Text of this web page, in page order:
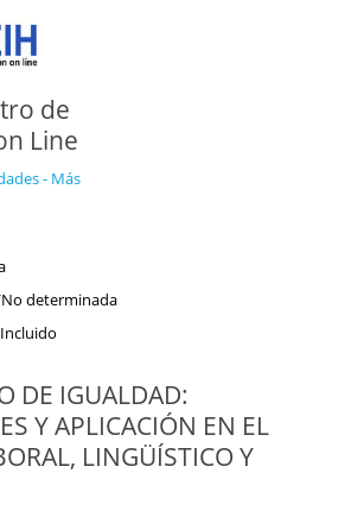
de
Line
- Más
determinada
DE IGUALDAD:
Y APLICACIÓN EN EL
LINGÜÍSTICO Y